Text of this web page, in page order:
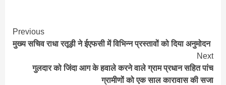
Continue
Reading
Previous
मुख्य सचिव राधा रतूड़ी ने ईएफसी में विभिन्न प्रस्तावों को दिया अनुमोदन
Next
गुलदार को जिंदा आग के हवाले करने वाले ग्राम प्रधान सहित पांच
ग्रामीणों को एक साल कारावास की सजा